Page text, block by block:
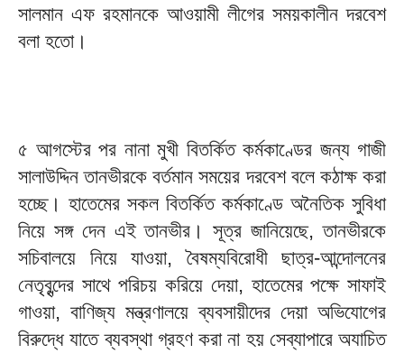
সালমান এফ রহমানকে আওয়ামী লীগের সময়কালীন দরবেশ
বলা হতো।
৫ আগস্টের পর নানা মুখী বিতর্কিত কর্মকাণ্ডের জন্য গাজী
সালাউদ্দিন তানভীরকে বর্তমান সময়ের দরবেশ বলে কঠাক্ষ করা
হচ্ছে। হাতেমের সকল বিতর্কিত কর্মকাণ্ডে অনৈতিক সুবিধা
নিয়ে সঙ্গ দেন এই তানভীর। সূত্র জানিয়েছে, তানভীরকে
সচিবালয়ে নিয়ে যাওয়া, বৈষম্যবিরোধী ছাত্র-আন্দোলনের
নেতৃবৃন্দের সাথে পরিচয় করিয়ে দেয়া, হাতেমের পক্ষে সাফাই
গাওয়া, বাণিজ্য মন্ত্রণালয়ে ব্যবসায়ীদের দেয়া অভিযোগের
বিরুদ্ধে যাতে ব্যবস্থা গ্রহণ করা না হয় সেব্যাপারে অযাচিত